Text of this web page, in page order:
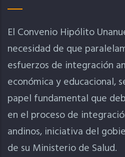
El Convenio Hipólito
necesidad de que
esfuerzos de integración
económica y educacional,
papel fundamental que
en el proceso de
andinos, iniciativa del
de su Ministerio de Salud.